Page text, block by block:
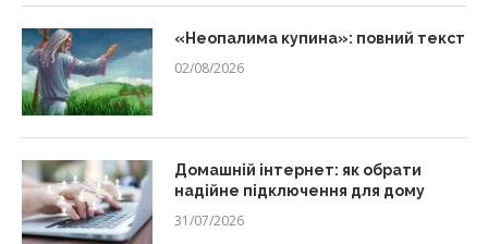
«Неопалима купина»: повний текст
02/08/2026
Домашній інтернет: як обрати
надійне підключення для дому
31/07/2026